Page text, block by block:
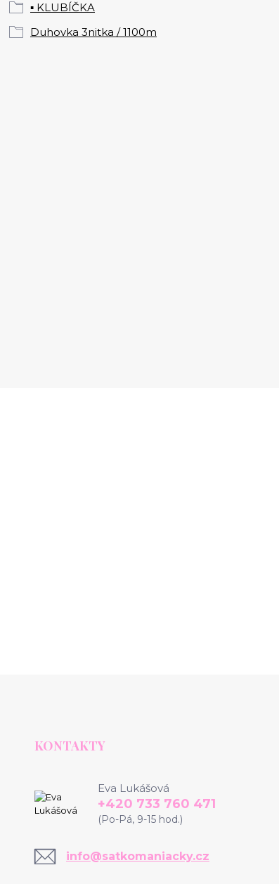
▪️ KLUBÍČKA
Duhovka 3nitka / 1100m
KONTAKTY
Eva Lukášová
+420 733 760 471
(Po-Pá, 9-15 hod.)
info@satkomaniacky.cz